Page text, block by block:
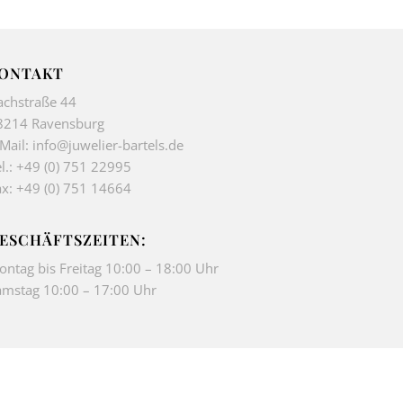
44
Ravensburg
info@juwelier-bartels.de
+49 (0) 751 22995
+49 (0) 751 14664
bis Freitag 10:00 – 18:00 Uhr
10:00 – 17:00 Uhr